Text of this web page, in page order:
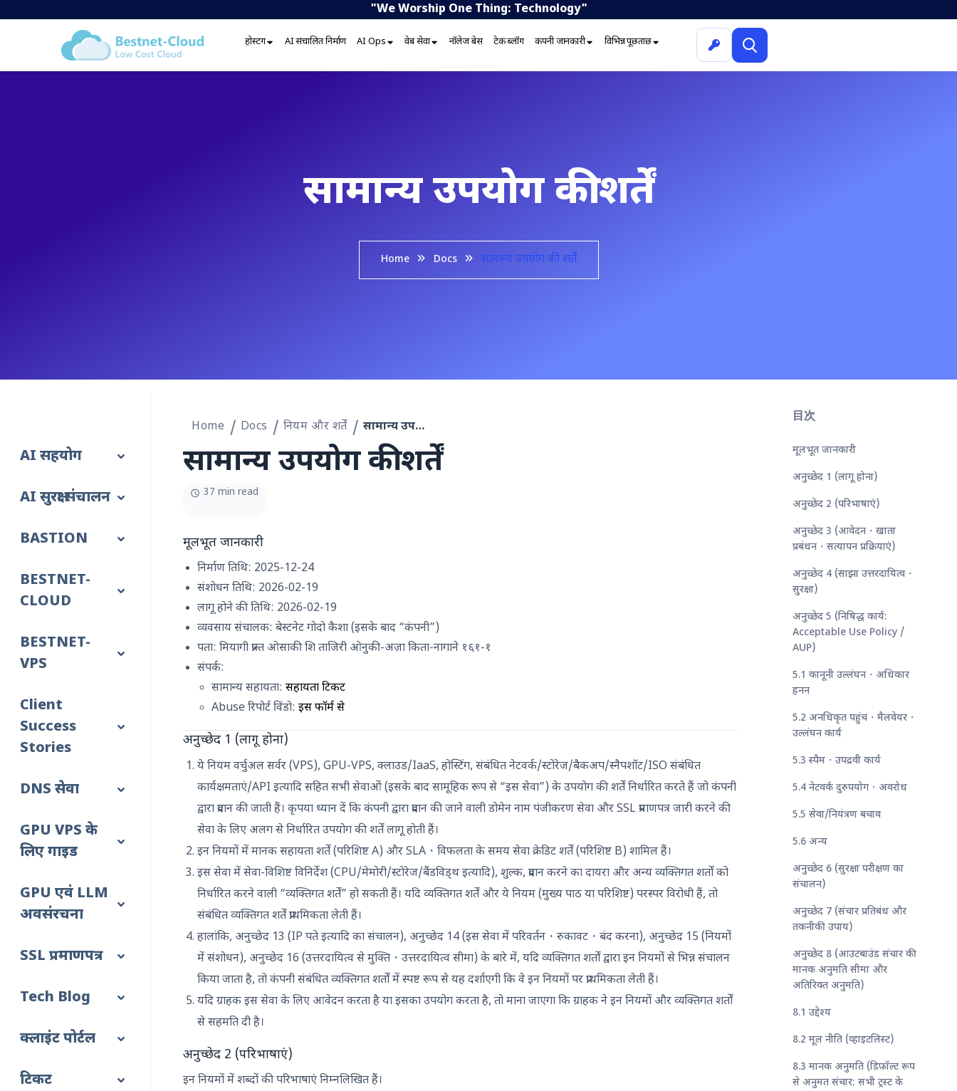
"We Worship One Thing: Technology"
होस्टिंग AI संचालित निर्माण AI Ops वेब सेवा नॉलेज बेस टेक ब्लॉग कंपनी जानकारी विभिन्न पूछताछ
सामान्य उपयोग की शर्तें
Home Docs सामान्य उपयोग की शर्तें
AI सहयोग
AI सुरक्षा संचालन
BASTION
BESTNET-
CLOUD
BESTNET-
VPS
Client
Success
Stories
DNS सेवा
GPU VPS के
लिए गाइड
GPU एवं LLM
अवसंरचना
SSL प्रमाणपत्र
Tech Blog
क्लाइंट पोर्टल
टिकट
Home Docs नियम और शर्तें सामान्य उपयोग की शर्तें
सामान्य उपयोग की शर्तें
37 min read
मूलभूत जानकारी
निर्माण तिथि: 2025-12-24
संशोधन तिथि: 2026-02-19
लागू होने की तिथि: 2026-02-19
व्यवसाय संचालक: बेस्टनेट गोदो कैशा (इसके बाद “कंपनी”)
पता: मियागी प्रान्त ओसाकी शि ताजिरी ओनुकी-अज़ा किता-नागाने १६१-१
संपर्क:
सामान्य सहायता:सहायता टिकट
Abuse रिपोर्ट विंडो:इस फॉर्म से
अनुच्छेद 1 (लागू होना)
ये नियम वर्चुअल सर्वर (VPS), GPU-VPS, क्लाउड/IaaS, होस्टिंग, संबंधित नेटवर्क/स्टोरेज/बैकअप/स्नैपशॉट/ISO संबंधित
कार्यक्षमताएं/API इत्यादि सहित सभी सेवाओं (इसके बाद सामूहिक रूप से “इस सेवा”) के उपयोग की शर्तें निर्धारित करते हैं जो कंपनी
द्वारा प्रदान की जाती हैं। कृपया ध्यान दें कि कंपनी द्वारा प्रदान की जाने वाली डोमेन नाम पंजीकरण सेवा और SSL प्रमाणपत्र जारी करने की
सेवा के लिए अलग से निर्धारित उपयोग की शर्तें लागू होती हैं।
इन नियमों में मानक सहायता शर्तें (परिशिष्ट A) और SLA・विफलता के समय सेवा क्रेडिट शर्तें (परिशिष्ट B) शामिल हैं।
इस सेवा में सेवा-विशिष्ट विनिर्देश (CPU/मेमोरी/स्टोरेज/बैंडविड्थ इत्यादि), शुल्क, प्रदान करने का दायरा और अन्य व्यक्तिगत शर्तों को
निर्धारित करने वाली “व्यक्तिगत शर्तें” हो सकती हैं। यदि व्यक्तिगत शर्तें और ये नियम (मुख्य पाठ या परिशिष्ट) परस्पर विरोधी हैं, तो
संबंधित व्यक्तिगत शर्तें प्राथमिकता लेती हैं।
हालांकि, अनुच्छेद 13 (IP पते इत्यादि का संचालन), अनुच्छेद 14 (इस सेवा में परिवर्तन・रुकावट・बंद करना), अनुच्छेद 15 (नियमों
में संशोधन), अनुच्छेद 16 (उत्तरदायित्व से मुक्ति・उत्तरदायित्व सीमा) के बारे में, यदि व्यक्तिगत शर्तों द्वारा इन नियमों से भिन्न संचालन
किया जाता है, तो कंपनी संबंधित व्यक्तिगत शर्तों में स्पष्ट रूप से यह दर्शाएगी कि वे इन नियमों पर प्राथमिकता लेती हैं।
यदि ग्राहक इस सेवा के लिए आवेदन करता है या इसका उपयोग करता है, तो माना जाएगा कि ग्राहक ने इन नियमों और व्यक्तिगत शर्तों
से सहमति दी है।
अनुच्छेद 2 (परिभाषाएं)
इन नियमों में शब्दों की परिभाषाएं निम्नलिखित हैं।
目次
मूलभूत जानकारी
अनुच्छेद 1 (लागू होना)
अनुच्छेद 2 (परिभाषाएं)
अनुच्छेद 3 (आवेदन・खाता
प्रबंधन・सत्यापन प्रक्रियाएं)
अनुच्छेद 4 (साझा उत्तरदायित्व・
सुरक्षा)
अनुच्छेद 5 (निषिद्ध कार्य:
Acceptable Use Policy /
AUP)
5.1 कानूनी उल्लंघन・अधिकार
हनन
5.2 अनधिकृत पहुंच・मैलवेयर・
उल्लंघन कार्य
5.3 स्पैम・उपद्रवी कार्य
5.4 नेटवर्क दुरुपयोग・अवरोध
5.5 सेवा/नियंत्रण बचाव
5.6 अन्य
अनुच्छेद 6 (सुरक्षा परीक्षण का
संचालन)
अनुच्छेद 7 (संचार प्रतिबंध और
तकनीकी उपाय)
अनुच्छेद 8 (आउटबाउंड संचार की
मानक अनुमति सीमा और
अतिरिक्त अनुमति)
8.1 उद्देश्य
8.2 मूल नीति (व्हाइटलिस्ट)
8.3 मानक अनुमति (डिफ़ॉल्ट रूप
से अनुमत संचार: सभी ट्रस्ट के